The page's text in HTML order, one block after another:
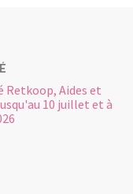
Aides et
10 juillet et à